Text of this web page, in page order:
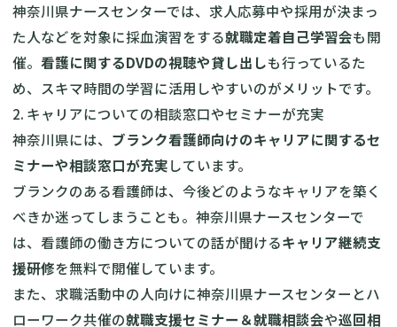
神奈川県ナースセンターでは、求人応募中や採用が決まっ
た人などを対象に採血演習をする就職定着自己学習会も開
催。 看護に関するDVDの視聴や貸し出しも行っているた
め、スキマ時間の学習に活用しやすいのがメリットです。
2. キャリアについての相談窓口やセミナーが充実
神奈川県には、 ブランク看護師向けのキャリアに関するセ
ミナーや相談窓口が充実しています。
ブランクのある看護師は、今後どのようなキャリアを築く
べきか迷ってしまうことも。神奈川県ナースセンターで
は、看護師の働き方についての話が聞けるキャリア継続支
援研修を無料で開催しています。
また、求職活動中の人向けに神奈川県ナースセンターとハ
ローワーク共催の就職支援セミナー＆就職相談会や巡回相